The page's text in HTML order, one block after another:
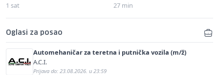
1 sat 27 min
Oglasi za posao
Automehaničar za teretna i putnička vozila (m/ž)
A.C.I.
Prijava do: 23.08.2026. u 23:59